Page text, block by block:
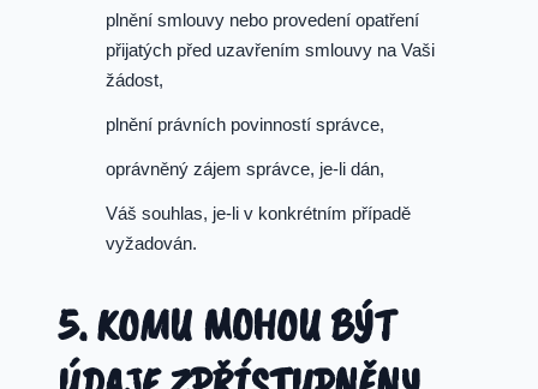
plnění smlouvy nebo provedení opatření
přijatých před uzavřením smlouvy na Vaši
žádost,
plnění právních povinností správce,
oprávněný zájem správce, je-li dán,
Váš souhlas, je-li v konkrétním případě
vyžadován.
5. KOMU MOHOU BÝT